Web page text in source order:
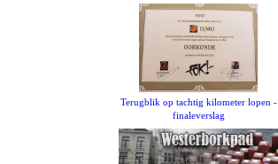
Terugblik op tachtig kilometer lopen -
finaleverslag